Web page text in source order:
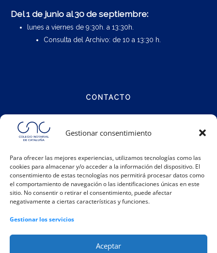
Gestionar consentimiento
Para ofrecer las mejores experiencias, utilizamos tecnologías como las
cookies para almacenar y/o acceder a la información del dispositivo. El
consentimiento de estas tecnologías nos permitirá procesar datos como
el comportamiento de navegación o las identificaciones únicas en este
sitio. No consentir o retirar el consentimiento, puede afectar
negativamente a ciertas características y funciones.
Gestionar los servicios
Aceptar
Del 1 de junio al 30 de septiembre:
lunes a viernes de 9:30h. a 13:30h.
Consulta del Archivo: de 10 a 13:30 h.
CONTACTO
Teléfono:93 317 48 00
Email: info@catalunya.notariado.org